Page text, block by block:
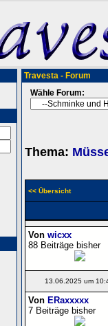
Travesta - Forum
Wähle Forum:
Thema:
<< Übersicht
Von wicxx
88 Beiträge bisher
13.06.2025 um
Von ERaxxxxx
7 Beiträge bisher